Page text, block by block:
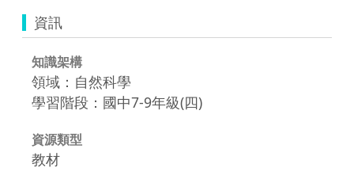
資訊
知識架構
領域：自然科學
學習階段：國中7-9年級(四)
資源類型
教材